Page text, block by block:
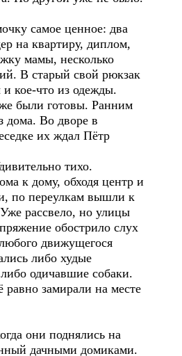
самое ценное: два
на квартиру, диплом,
мамы, несколько
В старый свой рюкзак
и кое-что из одежды.
были готовы. Ранним
Во дворе в
их ждал Пётр
тихо.
к дому, обходя центр и
по переулкам вышли к
рассвело, но улицы
обострило слух
движущегося
либо худые
одичавшие собаки.
замирали на месте
они поднялись на
дачными домиками.